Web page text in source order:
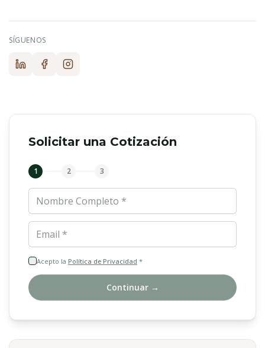
SÍGUENOS
Solicitar una Cotización
1 2 3
Nombre Completo *
Email *
Acepto la Política de Privacidad *
Continuar →